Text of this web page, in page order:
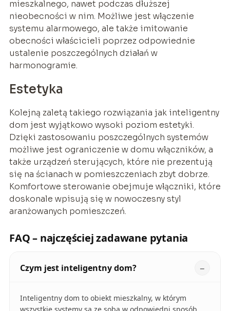
mieszkalnego, nawet podczas dłuższej
nieobecności w nim. Możliwe jest włączenie
systemu alarmowego, ale także imitowanie
obecności właścicieli poprzez odpowiednie
ustalenie poszczególnych działań w
harmonogramie.
Estetyka
Kolejną zaletą takiego rozwiązania jak inteligentny
dom jest wyjątkowo wysoki poziom estetyki.
Dzięki zastosowaniu poszczególnych systemów
możliwe jest ograniczenie w domu włączników, a
także urządzeń sterujących, które nie prezentują
się na ścianach w pomieszczeniach zbyt dobrze.
Komfortowe sterowanie obejmuje włączniki, które
doskonale wpisują się w nowoczesny styl
aranżowanych pomieszczeń.
FAQ – najczęściej zadawane pytania
Czym jest inteligentny dom?
Inteligentny dom to obiekt mieszkalny, w którym